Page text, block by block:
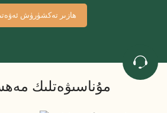
ھازىر تەكشۈرۈش
مۇناسىۋەتلىك